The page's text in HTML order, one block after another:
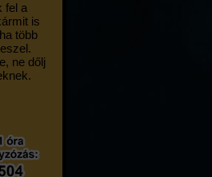
fel a
is
több
ne dőlj